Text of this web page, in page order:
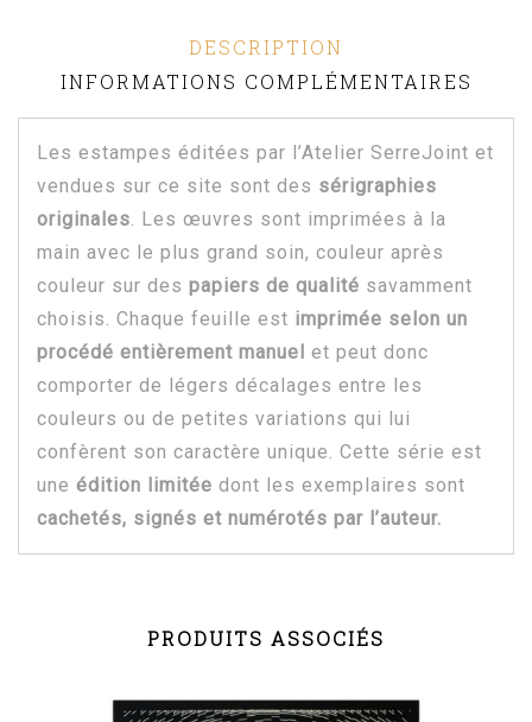
DESCRIPTION
INFORMATIONS COMPLÉMENTAIRES
Les estampes éditées par l’Atelier SerreJoint et
vendues sur ce site sont des sérigraphies
originales. Les œuvres sont imprimées à la
main avec le plus grand soin, couleur après
couleur sur des papiers de qualité savamment
choisis. Chaque feuille est imprimée selon un
procédé entièrement manuel et peut donc
comporter de légers décalages entre les
couleurs ou de petites variations qui lui
confèrent son caractère unique. Cette série est
une édition limitée dont les exemplaires sont
cachetés, signés et numérotés par l’auteur.
PRODUITS ASSOCIÉS